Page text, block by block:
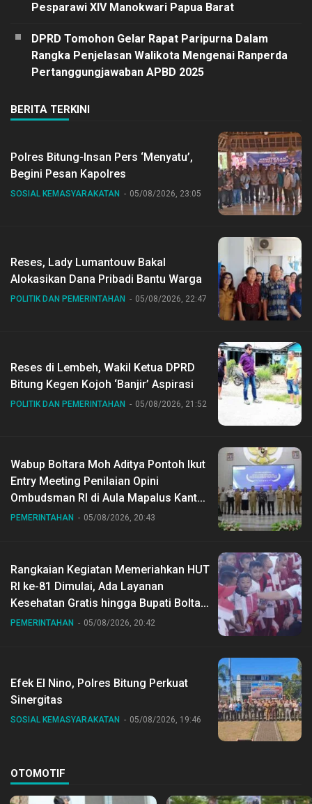
Pesparawi XIV Manokwari Papua Barat
DPRD Tomohon Gelar Rapat Paripurna Dalam
Rangka Penjelasan Walikota Mengenai Ranperda
Pertanggungjawaban APBD 2025
BERITA TERKINI
Polres Bitung-Insan Pers ‘Menyatu’,
Begini Pesan Kapolres
SOSIAL KEMASYARAKATAN 05/08/2026, 23:05
Reses, Lady Lumantouw Bakal
Alokasikan Dana Pribadi Bantu Warga
POLITIK DAN PEMERINTAHAN 05/08/2026, 22:47
Reses di Lembeh, Wakil Ketua DPRD
Bitung Kegen Kojoh ‘Banjir’ Aspirasi
POLITIK DAN PEMERINTAHAN 05/08/2026, 21:52
Wabup Boltara Moh Aditya Pontoh Ikut
Entry Meeting Penilaian Opini
Ombudsman RI di Aula Mapalus Kantur
Gubernur Sulut
PEMERINTAHAN 05/08/2026, 20:43
Rangkaian Kegiatan Memeriahkan HUT
RI ke-81 Dimulai, Ada Layanan
Kesehatan Gratis hingga Bupati Boltara
Dr Sirajudin Lasena Ikut Jalan Sehat
PEMERINTAHAN 05/08/2026, 20:42
Efek El Nino, Polres Bitung Perkuat
Sinergitas
SOSIAL KEMASYARAKATAN 05/08/2026, 19:46
OTOMOTIF